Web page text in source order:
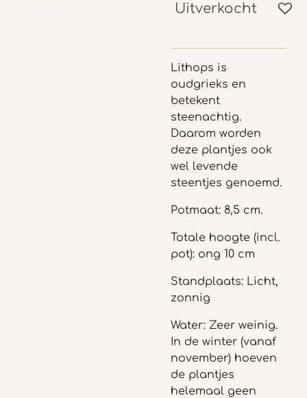
Uitverkocht
Lithops is
oudgrieks en
betekent
steenachtig.
Daarom worden
deze plantjes ook
wel levende
steentjes genoemd.
Potmaat: 8,5 cm.
Totale hoogte (incl.
pot): ong 10 cm
Standplaats: Licht,
zonnig
Water: Zeer weinig.
In de winter (vanaf
november) hoeven
de plantjes
helemaal geen